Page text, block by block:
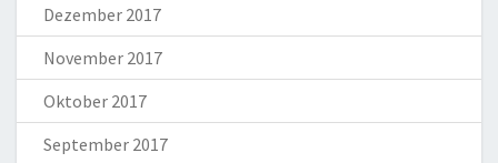
Dezember 2017
November 2017
Oktober 2017
September 2017